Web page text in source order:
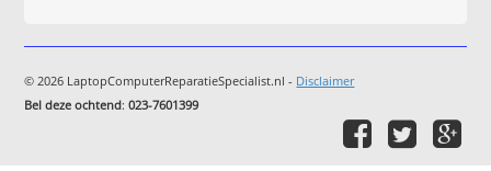
© 2026 LaptopComputerReparatieSpecialist.nl - Disclaimer
Bel deze ochtend:023-7601399